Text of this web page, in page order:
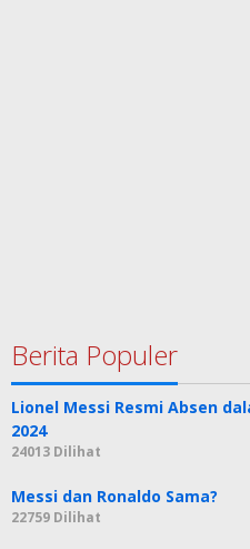
Berita Populer
Lionel Messi Resmi Absen
2024
24013 Dilihat
Messi dan Ronaldo Sama?
22759 Dilihat